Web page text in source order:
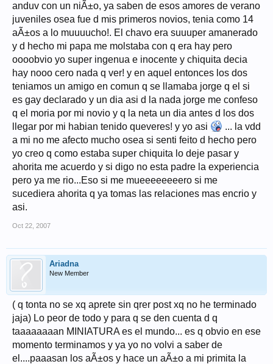
anduv con un niÃ±o, ya saben de esos amores de verano
juveniles osea fue d mis primeros novios, tenia como 14
aÃ±os a lo muuuucho!. El chavo era suuuper amanerado
y d hecho mi papa me molstaba con q era hay pero
oooobvio yo super ingenua e inocente y chiquita decia
hay nooo cero nada q ver! y en aquel entonces los dos
teniamos un amigo en comun q se llamaba jorge q el si
es gay declarado y un dia asi d la nada jorge me confeso
q el moria por mi novio y q la neta un dia antes d los dos
llegar por mi habian tenido queveres! y yo asi
... la vdd
a mi no me afecto mucho osea si senti feito d hecho pero
yo creo q como estaba super chiquita lo deje pasar y
ahorita me acuerdo y si digo no esta padre la experiencia
pero ya me rio...Eso si me mueeeeeeeero si me
sucediera ahorita q ya tomas las relaciones mas encrio y
asi.
Oct 22, 2007
Ariadna
New Member
( q tonta no se xq aprete sin qrer post xq no he terminado
jaja) Lo peor de todo y para q se den cuenta d q
taaaaaaaan MINIATURA es el mundo... es q obvio en ese
momento terminamos y ya yo no volvi a saber de
el....paaasan los aÃ±os y hace un aÃ±o a mi primita la